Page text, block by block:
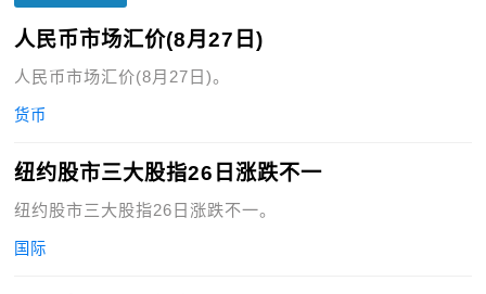
人民币市场汇价(8月27日)
人民币市场汇价(8月27日)。
货币
纽约股市三大股指26日涨跌不一
纽约股市三大股指26日涨跌不一。
国际